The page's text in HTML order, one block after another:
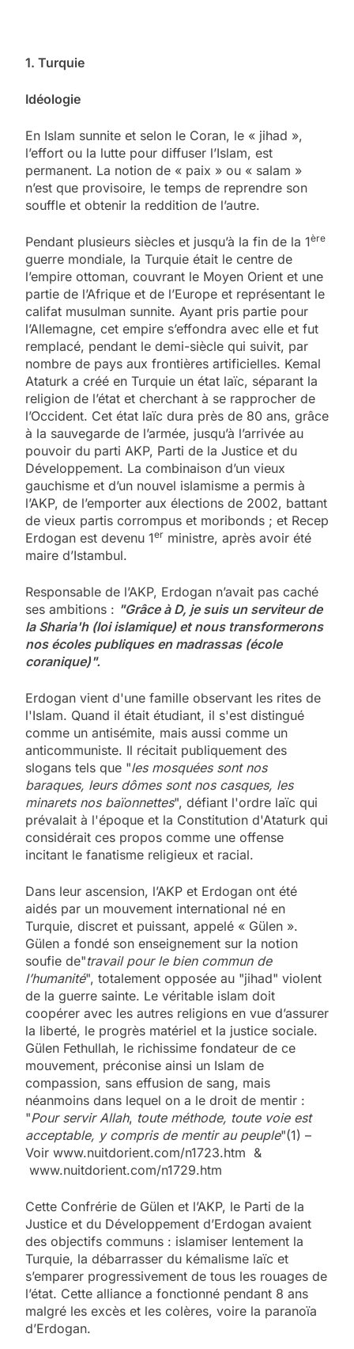
1. Turquie
Idéologie
En Islam sunnite et selon le Coran, le « jihad »,
l’effort ou la lutte pour diffuser l’Islam, est
permanent. La notion de « paix » ou « salam »
n’est que provisoire, le temps de reprendre son
souffle et obtenir la reddition de l’autre.
Pendant plusieurs siècles et jusqu’à la fin de la 1ère
guerre mondiale, la Turquie était le centre de
l’empire ottoman, couvrant le Moyen Orient et une
partie de l’Afrique et de l’Europe et représentant le
califat musulman sunnite. Ayant pris partie pour
l’Allemagne, cet empire s’effondra avec elle et fut
remplacé, pendant le demi-siècle qui suivit, par
nombre de pays aux frontières artificielles. Kemal
Ataturk a créé en Turquie un état laïc, séparant la
religion de l’état et cherchant à se rapprocher de
l’Occident. Cet état laïc dura près de 80 ans, grâce
à la sauvegarde de l’armée, jusqu’à l’arrivée au
pouvoir du parti AKP, Parti de la Justice et du
Développement. La combinaison d’un vieux
gauchisme et d’un nouvel islamisme a permis à
l’AKP, de l’emporter aux élections de 2002, battant
de vieux partis corrompus et moribonds ; et Recep
Erdogan est devenu 1er ministre, après avoir été
maire d’Istambul.
Responsable de l’AKP, Erdogan n’avait pas caché
ses ambitions : "Grâce à D, je suis un serviteur de
la Sharia'h (loi islamique) et nous transformerons
nos écoles publiques en madrassas (école
coranique)".
Erdogan vient d'une famille observant les rites de
l'Islam. Quand il était étudiant, il s'est distingué
comme un antisémite, mais aussi comme un
anticommuniste. Il récitait publiquement des
slogans tels que "les mosquées sont nos
baraques, leurs dômes sont nos casques, les
minarets nos baïonnettes", défiant l'ordre laïc qui
prévalait à l'époque et la Constitution d'Ataturk qui
considérait ces propos comme une offense
incitant le fanatisme religieux et racial.
Dans leur ascension, l’AKP et Erdogan ont été
aidés par un mouvement international né en
Turquie, discret et puissant, appelé « Gülen ».
Gülen a fondé son enseignement sur la notion
soufie de"travail pour le bien commun de
l’humanité", totalement opposée au "jihad" violent
de la guerre sainte. Le véritable islam doit
coopérer avec les autres religions en vue d’assurer
la liberté, le progrès matériel et la justice sociale.
Gülen Fethullah, le richissime fondateur de ce
mouvement, préconise ainsi un Islam de
compassion, sans effusion de sang, mais
néanmoins dans lequel on a le droit de mentir :
"Pour servir Allah, toute méthode, toute voie est
acceptable, y compris de mentir au peuple"(1) –
Voir www.nuitdorient.com/n1723.htm &
www.nuitdorient.com/n1729.htm
Cette Confrérie de Gülen et l’AKP, le Parti de la
Justice et du Développement d’Erdogan avaient
des objectifs communs : islamiser lentement la
Turquie, la débarrasser du kémalisme laïc et
s’emparer progressivement de tous les rouages de
l’état. Cette alliance a fonctionné pendant 8 ans
malgré les excès et les colères, voire la paranoïa
d’Erdogan.